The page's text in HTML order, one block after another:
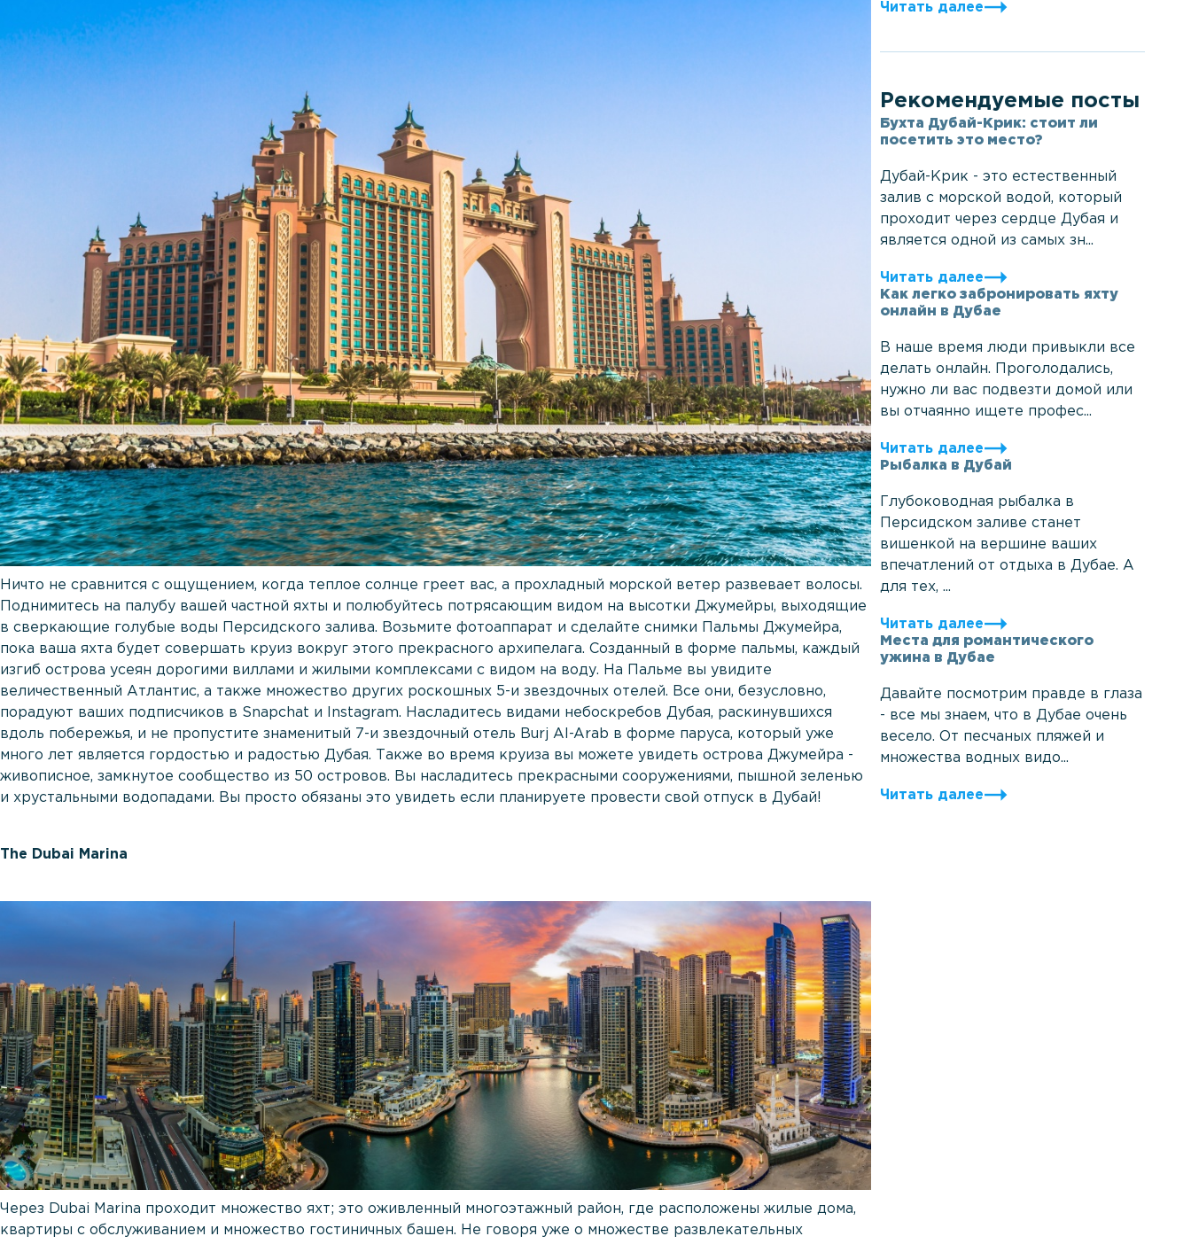
Ничто не сравнится с ощущением, когда теплое солнце греет вас, а прохладный морской ветер развевает волосы.
Поднимитесь на палубу вашей частной яхты и полюбуйтесь потрясающим видом на высотки Джумейры, выходящие
в сверкающие голубые воды Персидского залива. Возьмите фотоаппарат и сделайте снимки Пальмы Джумейра,
пока ваша яхта будет совершать круиз вокруг этого прекрасного архипелага. Созданный в форме пальмы, каждый
изгиб острова усеян дорогими виллами и жилыми комплексами с видом на воду. На Пальме вы увидите
величественный Атлантис, а также множество других роскошных 5-и звездочных отелей. Все они, безусловно,
порадуют ваших подписчиков в Snapchat и Instagram. Насладитесь видами небоскребов Дубая, раскинувшихся
вдоль побережья, и не пропустите знаменитый 7-и звездочный отель Burj Al-Arab в форме паруса, который уже
много лет является гордостью и радостью Дубая. Также во время круиза вы можете увидеть острова Джумейра -
живописное, замкнутое сообщество из 50 островов. Вы насладитесь прекрасными сооружениями, пышной зеленью
и хрустальными водопадами. Вы просто обязаны это увидеть если планируете провести свой отпуск в Дубай!
The Dubai Marina
Через Dubai Marina проходит множество яхт; это оживленный многоэтажный район, где расположены жилые дома,
квартиры с обслуживанием и множество гостиничных башен. Не говоря уже о множестве развлекательных
Читать далее
Рекомендуемые посты
Бухта Дубай-Крик: стоит ли
посетить это место?
Дубай-Крик - это естественный
залив с морской водой, который
проходит через сердце Дубая и
является одной из самых зн...
Читать далее
Как легко забронировать яхту
онлайн в Дубае
В наше время люди привыкли все
делать онлайн. Проголодались,
нужно ли вас подвезти домой или
вы отчаянно ищете профес...
Читать далее
Рыбалка в Дубай
Глубоководная рыбалка в
Персидском заливе станет
вишенкой на вершине ваших
впечатлений от отдыха в Дубае. А
для тех, ...
Читать далее
Места для романтического
ужина в Дубае
Давайте посмотрим правде в глаза
- все мы знаем, что в Дубае очень
весело. От песчаных пляжей и
множества водных видо...
Читать далее